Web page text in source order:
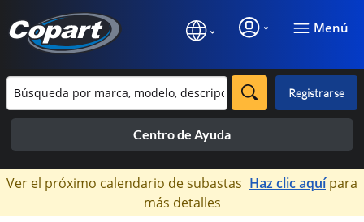
Menú
Registrarse
Centro de Ayuda
×
Ver el próximo calendario de subastas Haz clic aquípara
más detalles